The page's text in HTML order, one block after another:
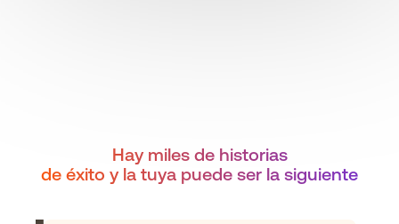
Hay miles de historias
de éxito y la tuya puede ser la siguiente